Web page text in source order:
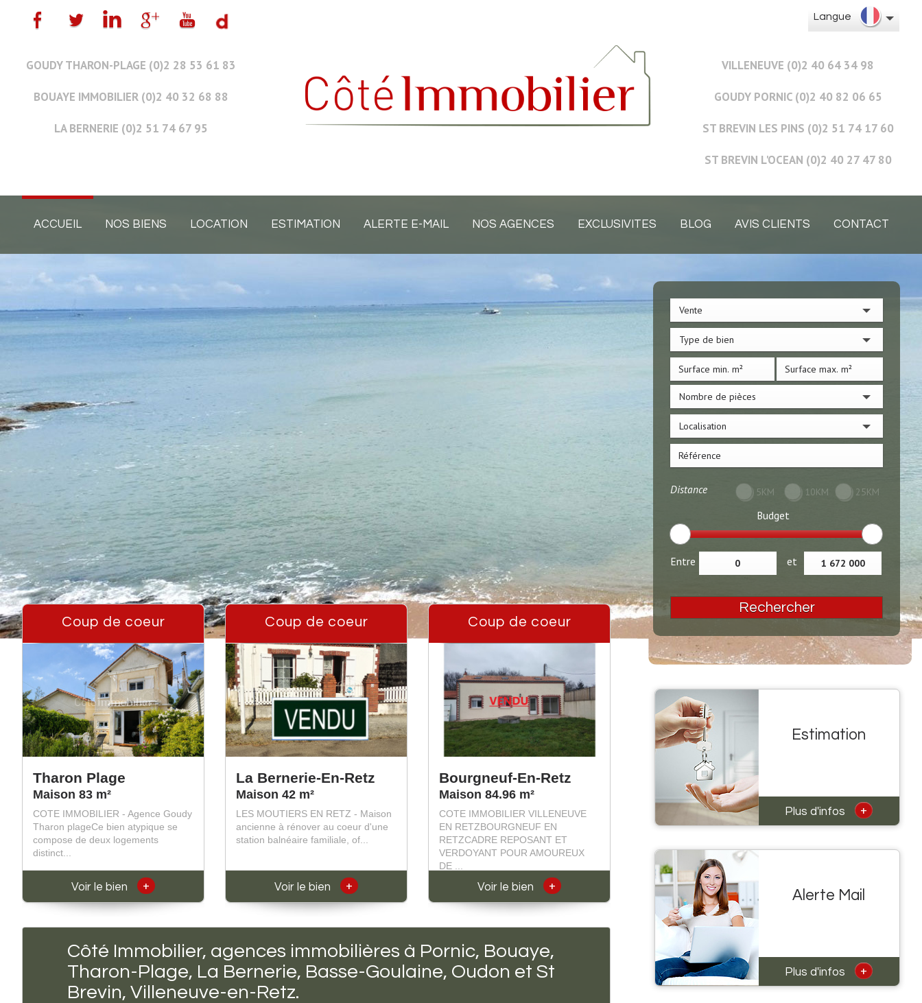
Langue
GOUDY THARON-PLAGE (0)2 28 53 61 83
BOUAYE IMMOBILIER (0)2 40 32 68 88
LA BERNERIE (0)2 51 74 67 95
VILLENEUVE (0)2 40 64 34 98
GOUDY PORNIC (0)2 40 82 06 65
ST BREVIN LES PINS (0)2 51 74 17 60
ST BREVIN L'OCEAN (0)2 40 27 47 80
ACCUEIL NOS BIENS LOCATION ESTIMATION ALERTE E-MAIL NOS AGENCES EXCLUSIVITES BLOG AVIS CLIENTS CONTACT
Vente
Type de bien
Nombre de pièces
Localisation
Distance 5KM 10KM 25KM
Budget
Entre et
Rechercher
Coup de coeur
Tharon Plage
Maison 83 m²
COTE IMMOBILIER - Agence Goudy
Tharon plageCe bien atypique se
compose de deux logements
distinct...
Voir le bien +
Coup de coeur
La Bernerie-En-Retz
Maison 42 m²
LES MOUTIERS EN RETZ - Maison
ancienne à rénover au coeur d'une
station balnéaire familiale, of...
Voir le bien +
Coup de coeur
Bourgneuf-En-Retz
Maison 84.96 m²
COTE IMMOBILIER VILLENEUVE
EN RETZBOURGNEUF EN
RETZCADRE REPOSANT ET
VERDOYANT POUR AMOUREUX
DE ...
Voir le bien +
Côté Immobilier, agences immobilières à Pornic, Bouaye,
Tharon-Plage, La Bernerie, Basse-Goulaine, Oudon et St
Brevin, Villeneuve-en-Retz.
Estimation
Plus d'infos +
Alerte Mail
Plus d'infos +